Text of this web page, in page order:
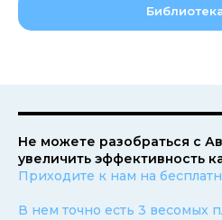
Не можете разобраться с
увеличить эффективность
Приходите к нам на
В нем точно есть 3 весомых